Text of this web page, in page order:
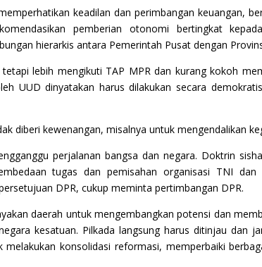
keadilan dan perimbangan keuangan,
pemberian otonomi bertingkat
hierarkis antara Pemerintah Pusat dengan
lebih mengikuti TAP MPR dan kurang kokoh
UUD dinyatakan harus dilakukan secara
diberi kewenangan, misalnya untuk mengendalikan
perjalanan bangsa dan negara. Doktrin
tugas dan pemisahan organisasi TNI
DPR, cukup meminta pertimbangan DPR.
daerah untuk mengembangkan potensi dan
kesatuan. Pilkada langsung harus ditinjau dan
konsolidasi reformasi, memperbaiki